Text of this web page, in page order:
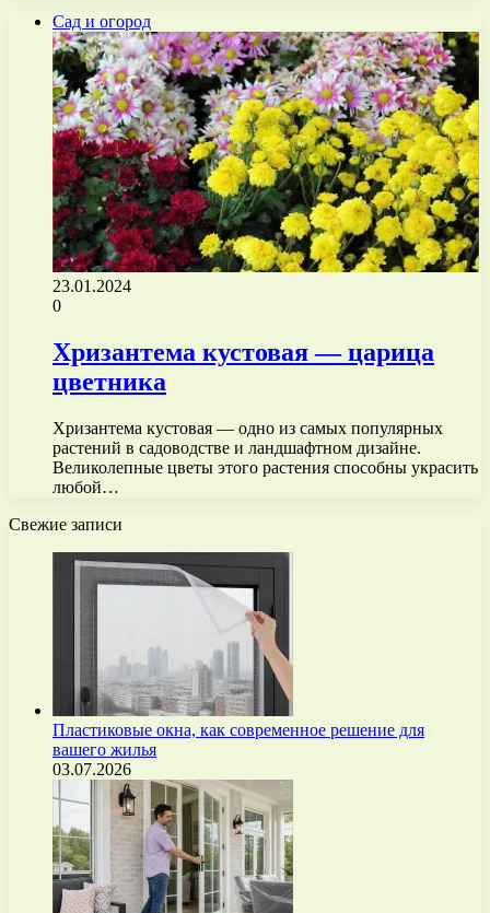
Сад и огород
23.01.2024
0
Хризантема кустовая — царица
цветника
Хризантема кустовая — одно из самых популярных
растений в садоводстве и ландшафтном дизайне.
Великолепные цветы этого растения способны украсить
любой…
Свежие записи
Пластиковые окна, как современное решение для
вашего жилья
03.07.2026